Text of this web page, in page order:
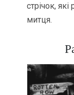
стрічок,
митця.